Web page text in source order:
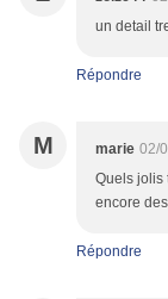
un detail
Répondre
M marie 02/
Quels jolis
encore
Répondre